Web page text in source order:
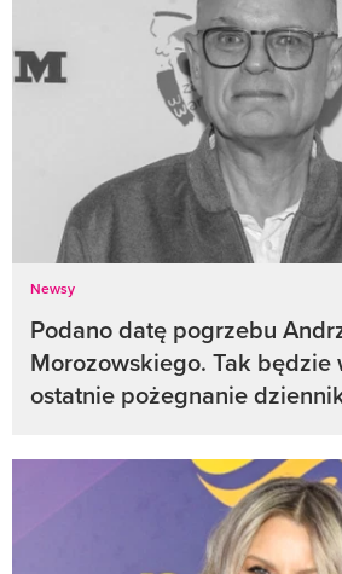
Newsy
Podano datę pogrzebu
Morozowskiego. Tak będzie
ostatnie pożegnanie